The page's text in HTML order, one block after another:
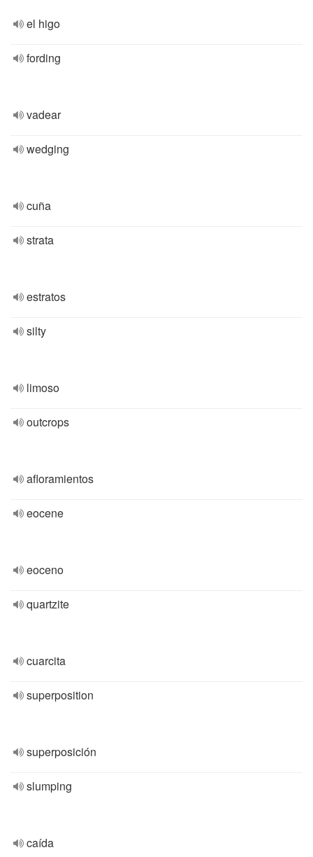
el higo
fording
vadear
wedging
cuña
strata
estratos
silty
limoso
outcrops
afloramientos
eocene
eoceno
quartzite
cuarcita
superposition
superposición
slumping
caída